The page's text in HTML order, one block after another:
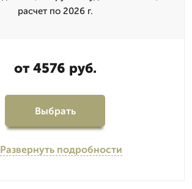
расчет по 2026 г.
от 4576 руб.
Выбрать
Развернуть подробности